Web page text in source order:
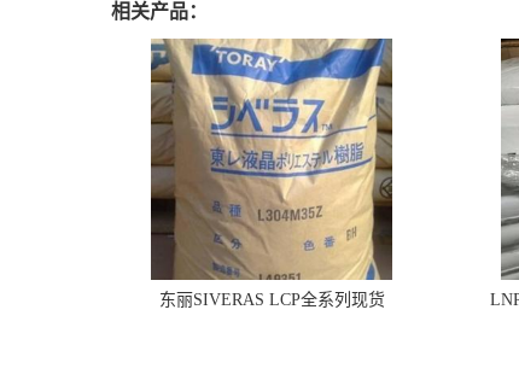
相关产品：
东丽SIVERAS LCP全系列现货